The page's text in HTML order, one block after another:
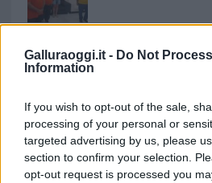
Galluraoggi.it - Do Not
Information
If you wish to opt-out of the sale,
processing of your personal or
targeted advertising by us, please
section to confirm your selection.
opt-out request is processed you
partecipazione per il
Calangianus, allarme
minori, Albieri: